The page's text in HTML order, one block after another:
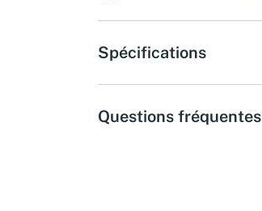
Spécifications
Questions fréquentes